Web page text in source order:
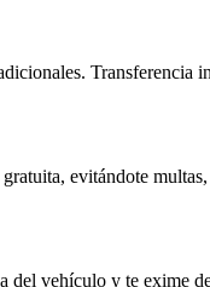
Transferencia
evitándote
del vehículo y te exime